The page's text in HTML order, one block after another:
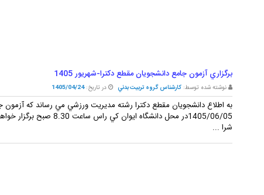
برگزاري آزمون جامع دانشجويان مقطع دکترا-شهريور 1405
نوشته شده توسط: کارشناس گروه تربيت بدني در تاریخ:1405/04/24
به اطلاع دانشجويان مقطع دکترا رشته مديريت ورزشي مي رساند که آزمون
1405/06/05در محل دانشگاه
شرا ...